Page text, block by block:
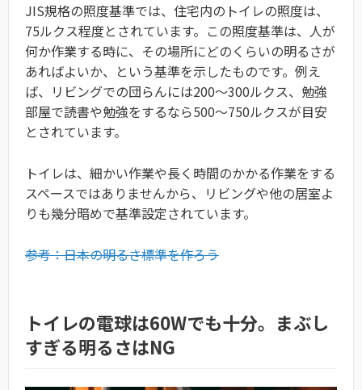
JIS規格の照度基準では、住宅内のトイレの照度は、
75ルクス程度とされています。 この照度基準は、人が
何か作業する時に、その場所にどのくらいの明るさが
あればよいか、という基準を示したものです。例え
ば、リビングでの団らんには200～300ルクス、勉強
部屋で読書や勉強をするなら500～750ルクスが目安
とされています。
トイレは、細かい作業や長く時間のかかる作業をする
スペースではありませんから、リビングや他の居室よ
りも幾分暗めで基準設定されています。
参考：日本の明るさ標準を作ろう
トイレの電球は60Wでも十分。まぶし
すぎる明るさはNG